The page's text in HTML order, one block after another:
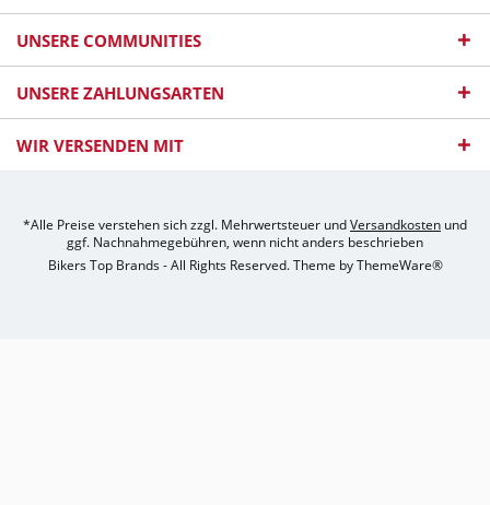
UNSERE COMMUNITIES
UNSERE ZAHLUNGSARTEN
WIR VERSENDEN MIT
*Alle Preise verstehen sich zzgl. Mehrwertsteuer undVersandkosten und
ggf. Nachnahmegebühren, wenn nicht anders beschrieben
Bikers Top Brands - All Rights Reserved. Theme byThemeWare®